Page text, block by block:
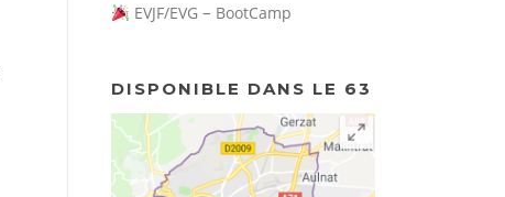
EVJF/EVG – BootCamp
DISPONIBLE DANS LE 63